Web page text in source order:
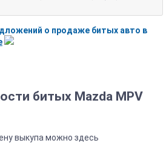
о продаже битых авто в
битых Mazda MPV
выкупа можно здесь